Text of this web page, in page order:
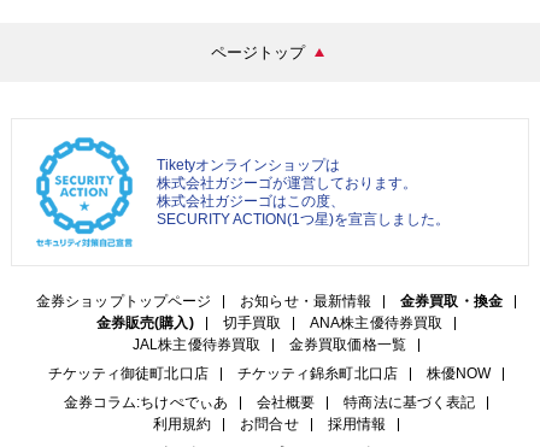
ページトップ
Tiketyオンラインショップは
株式会社ガジーゴが運営しております。
株式会社ガジーゴはこの度、
SECURITY ACTION(1つ星)を宣言しました。
金券ショップトップページ お知らせ・最新情報
金券買取・換金
金券販売(購入)
切手買取
ANA株主優待券買取
JAL株主優待券買取
金券買取価格一覧
チケッティ御徒町北口店
チケッティ錦糸町北口店
株優NOW
金券コラム:ちけぺでぃあ
会社概要
特商法に基づく表記
利用規約
お問合せ
採用情報